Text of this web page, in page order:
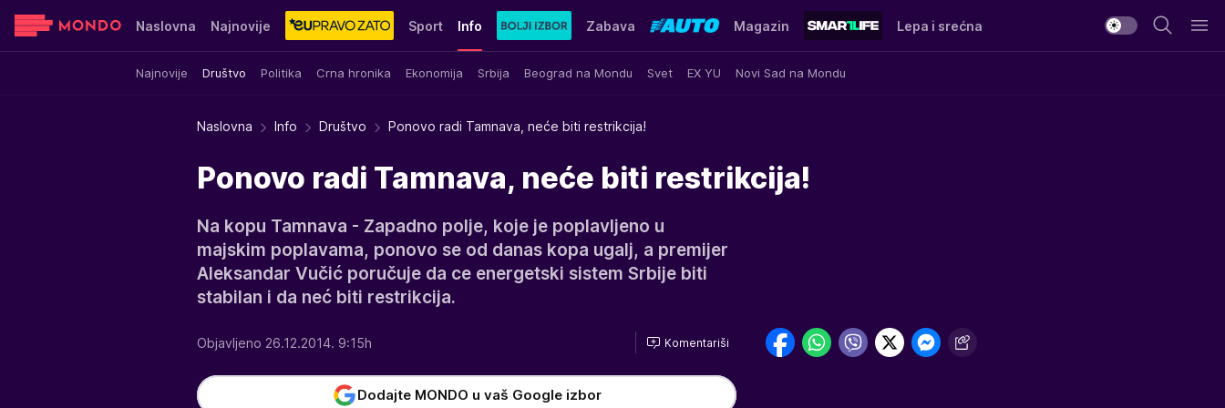
Naslovna Najnovije Sport Info
Najnovije Društvo Politika Crna hronika Ekonomija Srbija Beograd na Mondu Svet EX YU Novi Sad na Mondu
Zabava Magazin Lepa i srećna
Sensa Stvar ukusa Yumama
Naslovna Info Društvo Ponovo radi Tamnava, neće biti restrikcija!
Ponovo radi Tamnava, neće biti restrikcija!
Na kopu Tamnava - Zapadno polje, koje je poplavljeno u
majskim poplavama, ponovo se od danas kopa ugalj, a premijer
Aleksandar Vučić poručuje da ce energetski sistem Srbije biti
stabilan i da neć biti restrikcija.
Objavljeno 26.12.2014. 9:15h Komentariši
Dodajte MONDO u vaš Google izbor